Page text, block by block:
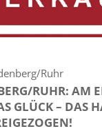
Ruhr
RUHR: AM
GLÜCK – DAS